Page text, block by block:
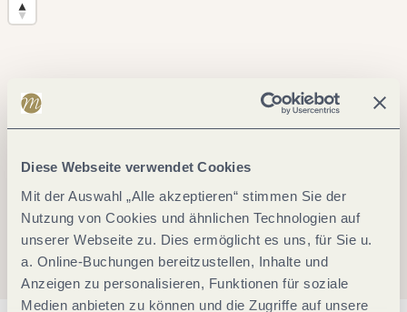
Diese Webseite verwendet Cookies
Mit der Auswahl „Alle akzeptieren“ stimmen Sie der
Nutzung von Cookies und ähnlichen Technologien auf
unserer Webseite zu. Dies ermöglicht es uns, für Sie u.
a. Online-Buchungen bereitzustellen, Inhalte und
Anzeigen zu personalisieren, Funktionen für soziale
Medien anbieten zu können und die Zugriffe auf unsere